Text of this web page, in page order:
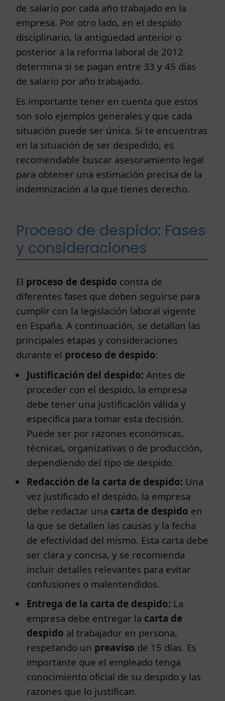
de salario por cada año trabajado en la
empresa. Por otro lado, en el despido
disciplinario, la antigüedad anterior o
posterior a la reforma laboral de 2012
determina si se pagan entre 33 y 45 días
de salario por año trabajado.
Es importante tener en cuenta que estos
son solo ejemplos generales y que cada
situación puede ser única. Si te encuentras
en la situación de ser despedido, es
recomendable buscar asesoramiento legal
para obtener una estimación precisa de la
indemnización a la que tienes derecho.
Proceso de despido: Fases
y consideraciones
El proceso de despido consta de
diferentes fases que deben seguirse para
cumplir con la legislación laboral vigente
en España. A continuación, se detallan las
principales etapas y consideraciones
durante el proceso de despido:
Justificación del despido: Antes de
proceder con el despido, la empresa
debe tener una justificación válida y
específica para tomar esta decisión.
Puede ser por razones económicas,
técnicas, organizativas o de producción,
dependiendo del tipo de despido.
Redacción de la carta de despido: Una
vez justificado el despido, la empresa
debe redactar una carta de despido en
la que se detallen las causas y la fecha
de efectividad del mismo. Esta carta debe
ser clara y concisa, y se recomienda
incluir detalles relevantes para evitar
confusiones o malentendidos.
Entrega de la carta de despido: La
empresa debe entregar la carta de
despido al trabajador en persona,
respetando un preaviso de 15 días. Es
importante que el empleado tenga
conocimiento oficial de su despido y las
razones que lo justifican.